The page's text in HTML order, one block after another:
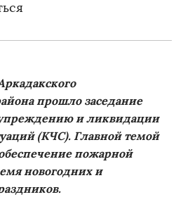
прошло заседание
и ликвидации
(КЧС). Главной темой
пожарной
новогодних и